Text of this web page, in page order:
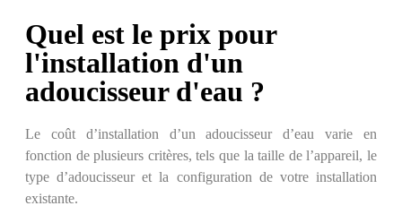
Quel est le prix pour
l'installation d'un
adoucisseur d'eau ?
Le coût d’installation d’un adoucisseur d’eau varie en
fonction de plusieurs critères, tels que la taille de l’appareil, le
type d’adoucisseur et la configuration de votre installation
existante.